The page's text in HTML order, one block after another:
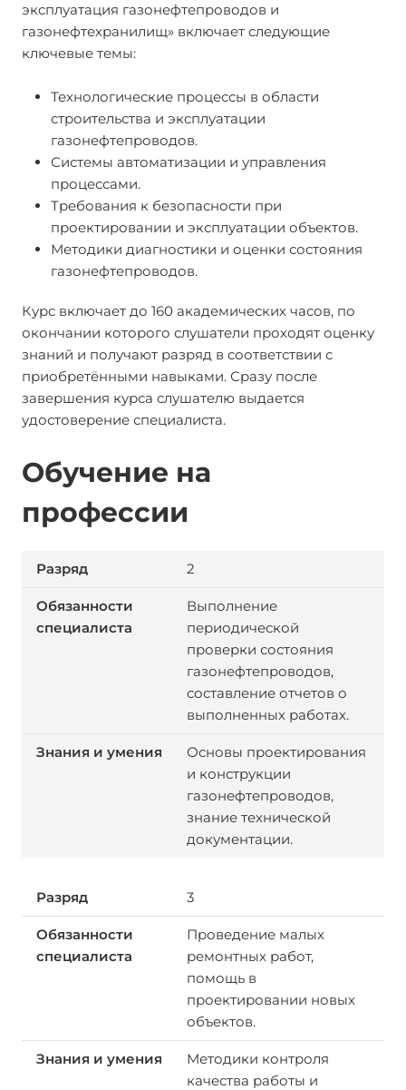
эксплуатация газонефтепроводов и
газонефтехранилищ» включает следующие
ключевые темы:
Технологические процессы в области
строительства и эксплуатации
газонефтепроводов.
Системы автоматизации и управления
процессами.
Требования к безопасности при
проектировании и эксплуатации объектов.
Методики диагностики и оценки состояния
газонефтепроводов.
Курс включает до 160 академических часов, по
окончании которого слушатели проходят оценку
знаний и получают разряд в соответствии с
приобретёнными навыками. Сразу после
завершения курса слушателю выдается
удостоверение специалиста.
Обучение на
профессии
2
Выполнение
периодической
проверки состояния
газонефтепроводов,
составление отчетов о
выполненных работах.
Основы проектирования
и конструкции
газонефтепроводов,
знание технической
документации.
3
Проведение малых
ремонтных работ,
помощь в
проектировании новых
объектов.
Методики контроля
качества работы и